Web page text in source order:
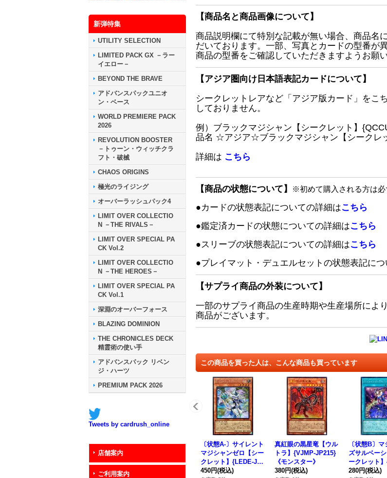
新弾特集
UTILITY SELECTION
LIMITED PACK GX －ラー
イエロー－
BEYOND THE BRAVE
アドバンスパックユニオ
ン・ベース
WORLD PREMIERE PACK
2026
REVOLUTION BOOSTER
－トゥーン・ウィッチクラ
フト・破械
CHAOS ORIGINS
極光のライジング
オーバーラッシュパック4
LIMIT OVER COLLECTIO
N －THE RIVALS－
LIMIT OVER SPECIAL PA
CK Vol.2
LIMIT OVER COLLECTIO
N －THE HEROES－
LIMIT OVER SPECIAL PA
CK Vol.1
深淵のオーバーフォース
BLAZING DOMINION
THE CHRONICLES DECK
精霊術の使い手
アドバンスパック リベン
ジ・ハーツ
PREMIUM PACK 2026
Tweets by cardrush_online
店舗案内
ご利用案内
【商品名と商品画像について】
商品説明欄にて特別な記載が無い場合、商品名
だいております。一部、写真とカードの型番が
商品の型番をご確認していただきますようお願
【アジア圏向け日本語表記カードについて】
シークレットレアなど「アジア版カード」をこ
しておりません。
例）ブラックマジシャン【シークレット】
品名 ☆アジア☆ブラックマジシャン【シークレ
詳細は こちら
【商品の状態について】 ※初めて購入される方は必
●カードの状態表記についての詳細はこちら
●鑑定済カードの状態についての詳細はこちら
●スリーブの状態表記についての詳細はこちら
●プレイマット・デュエルセットの状態表記に
【サプライ商品の外装について】
一部のサプライ商品の生産時期や生産場所によ
商品がございます。
この商品を買った人は、こんな商品も買っています
〔状態A-〕サイレント
マジシャンゼロ【シー
クレット】{LEDE-JP0
03}《モンスター》
450円(税込)
真紅眼の黒星竜【ウル
トラ】{VJMP-JP215}
《モンスター》
380円(税込)
〔状態B〕
ズサルベー
ークレット】
P062}《魔法》
280円(税込)